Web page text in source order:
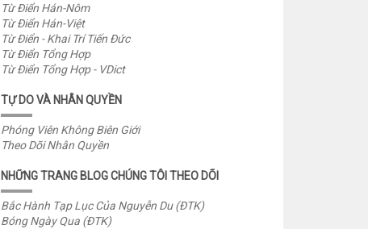
Từ Điển Hán-Nôm
Từ Điển Hán-Việt
Từ Điển - Khai Trí Tiến Đức
Từ Điển Tổng Hợp
Từ Điển Tổng Hợp - VDict
TỰ DO VÀ NHÂN QUYỀN
Phóng Viên Không Biên Giới
Theo Dõi Nhân Quyền
NHỮNG TRANG BLOG CHÚNG TÔI THEO DÕI
Bắc Hành Tạp Lục Của Nguyễn Du (ĐTK)
Bóng Ngày Qua (ĐTK)